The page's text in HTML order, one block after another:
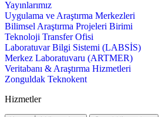
Yayınlarımız
Uygulama ve Araştırma Merkezleri
Bilimsel Araştırma Projeleri Birimi
Teknoloji Transfer Ofisi
Laboratuvar Bilgi Sistemi (LABSİS)
Merkez Laboratuvaru (ARTMER)
Veritabanı & Araştırma Hizmetleri
Zonguldak Teknokent
Hizmetler